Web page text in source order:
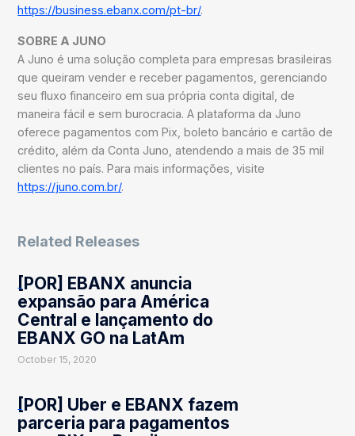
https://business.ebanx.com/pt-br/.
SOBRE A JUNO
A Juno é uma solução completa para empresas brasileiras
que queiram vender e receber pagamentos, gerenciando
seu fluxo financeiro em sua própria conta digital, de
maneira fácil e sem burocracia. A plataforma da Juno
oferece pagamentos com Pix, boleto bancário e cartão de
crédito, além da Conta Juno, atendendo a mais de 35 mil
clientes no país. Para mais informações, visite
https://juno.com.br/.
Related Releases
[POR] EBANX anuncia
expansão para América
Central e lançamento do
EBANX GO na LatAm
October 15, 2020
[POR] Uber e EBANX fazem
parceria para pagamentos